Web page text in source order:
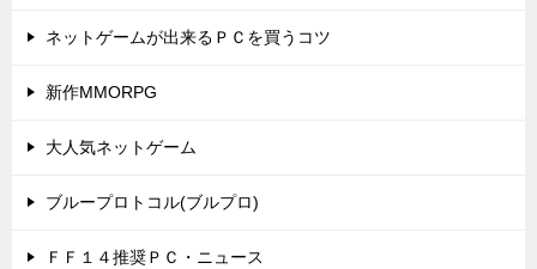
ネットゲームが出来るＰＣを買うコツ
新作MMORPG
大人気ネットゲーム
ブループロトコル(ブルプロ)
ＦＦ１４推奨ＰＣ・ニュース